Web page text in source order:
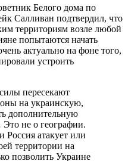
Белого дома по
Салливан подтвердил, что
территориям возле любой
попытаются начать
актуально на фоне того,
устроить
пересекают
на украинскую,
дополнительную
не о географии.
Россия атакует или
территории на
позволить Украине